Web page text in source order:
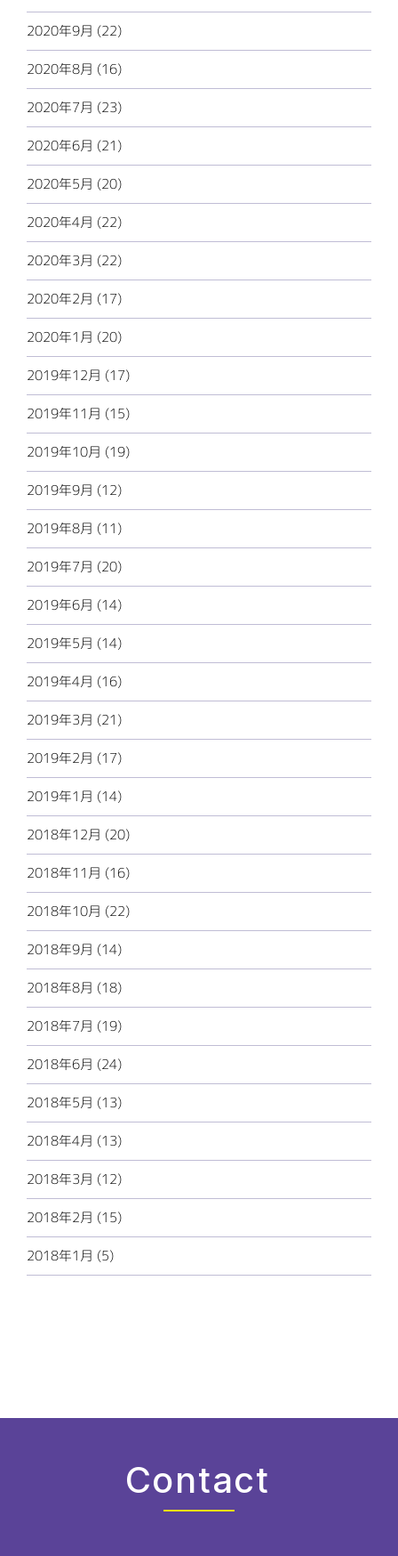
2020年9月 (22)
2020年8月 (16)
2020年7月 (23)
2020年6月 (21)
2020年5月 (20)
2020年4月 (22)
2020年3月 (22)
2020年2月 (17)
2020年1月 (20)
2019年12月 (17)
2019年11月 (15)
2019年10月 (19)
2019年9月 (12)
2019年8月 (11)
2019年7月 (20)
2019年6月 (14)
2019年5月 (14)
2019年4月 (16)
2019年3月 (21)
2019年2月 (17)
2019年1月 (14)
2018年12月 (20)
2018年11月 (16)
2018年10月 (22)
2018年9月 (14)
2018年8月 (18)
2018年7月 (19)
2018年6月 (24)
2018年5月 (13)
2018年4月 (13)
2018年3月 (12)
2018年2月 (15)
2018年1月 (5)
Contact